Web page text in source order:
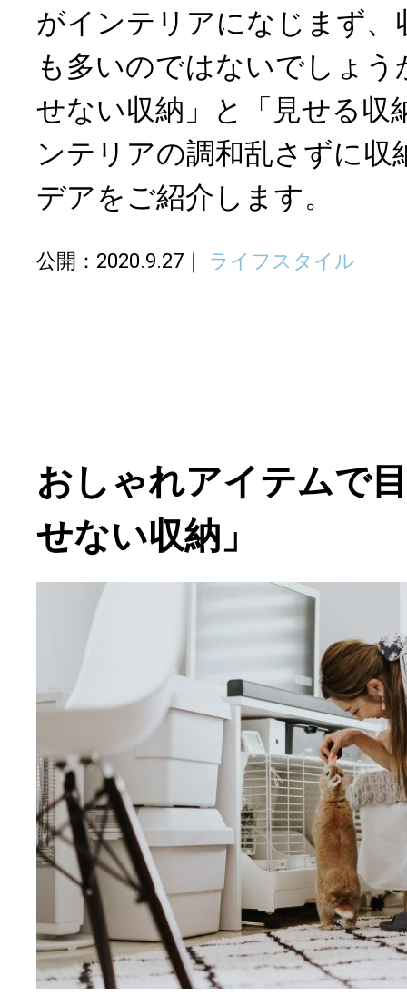
がインテリアになじまず、
も多いのではないでしょ
せない収納」と「見せる収
ンテリアの調和乱さずに収
デアをご紹介します。
公開：2020.9.27 ライフスタイル
おしゃれアイテムで
せない収納」